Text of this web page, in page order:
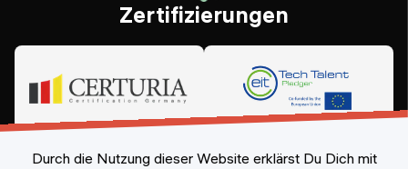
Zertifizierungen
Durch die Nutzung dieser Website erklärst Du Dich mit